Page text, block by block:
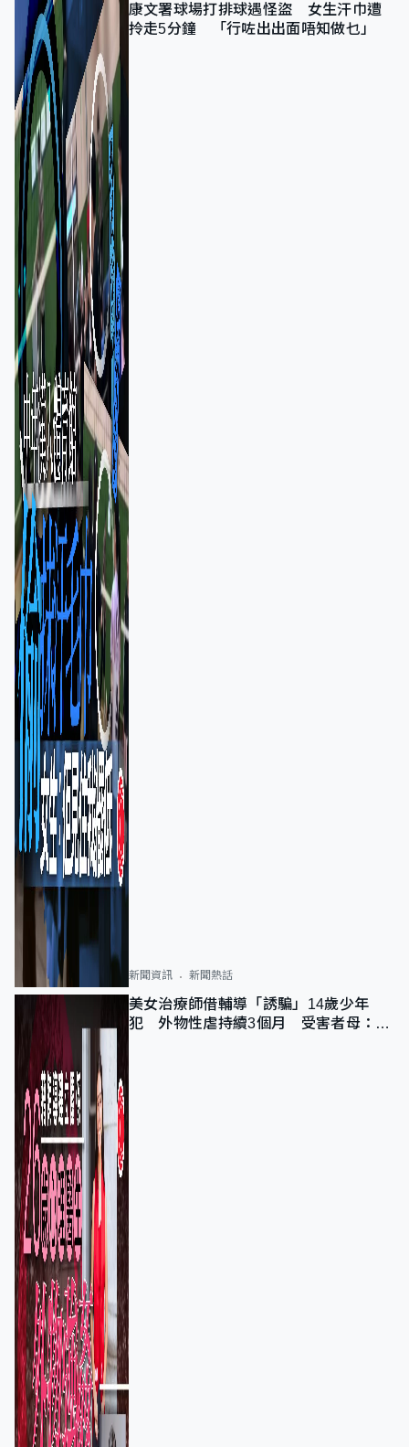
康文署球場打排球遇怪盜 女生汗巾遭
拎走5分鐘 「行咗出出面唔知做乜」
新聞資訊 新聞熱話
美女治療師借輔導「誘騙」14歲少年
犯 外物性虐持續3個月 受害者母：要